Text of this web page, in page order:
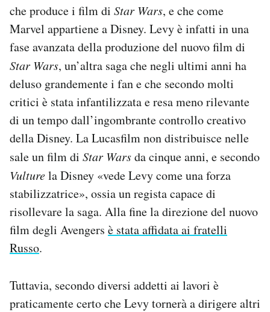
che produce i film di Star Wars, e che come
Marvel appartiene a Disney. Levy è infatti in una
fase avanzata della produzione del nuovo film di
Star Wars, un’altra saga che negli ultimi anni ha
deluso grandemente i fan e che secondo molti
critici è stata infantilizzata e resa meno rilevante
di un tempo dall’ingombrante controllo creativo
della Disney. La Lucasfilm non distribuisce nelle
sale un film di Star Warsda cinque anni, e secondo
Vulturela Disney «vede Levy come una forza
stabilizzatrice», ossia un regista capace di
risollevare la saga. Alla fine la direzione del nuovo
film degli Avengers è stata affidata ai fratelli
Russo.
Tuttavia, secondo diversi addetti ai lavori è
praticamente certo che Levy tornerà a dirigere altri